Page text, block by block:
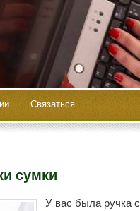
Связаться
сумки
У вас была ручка